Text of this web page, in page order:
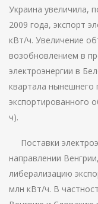
Украина увеличила,
2009 года, экспорт
кВт/ч. Увеличение
возобновлением в
электроэнергии в
квартала нынешнего
экспортированного
ч).
Поставки
направлении
либерализацию
млн кВт/ч. В